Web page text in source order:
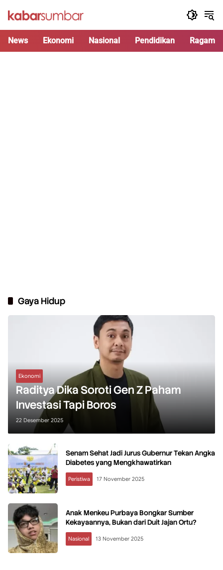
News Ekonomi Nasional Pendidikan Ragam
Gaya Hidup
Ekonomi
Raditya Dika Soroti Gen Z Paham
Investasi Tapi Boros
22 Desember 2025
Senam Sehat Jadi Jurus Gubernur Tekan Angka
Diabetes yang Mengkhawatirkan
Peristiwa 17 November 2025
Anak Menkeu Purbaya Bongkar Sumber
Kekayaannya, Bukan dari Duit Jajan Ortu?
Nasional 13 November 2025